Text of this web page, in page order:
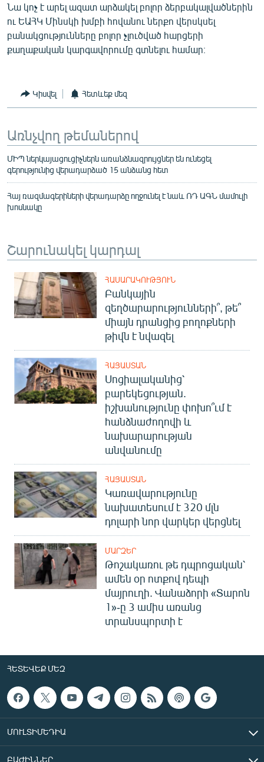
ՀԵՏԵՎԵՔ ՄԵԶ
Նա կոչ է արել ազատ արձակել բոլոր ձերբակալվածներին
ու ԵԱՀԿ Մինսկի խմբի հովանու ներքո վերսկսել
բանակցությունները բոլոր չլուծված հարցերի
քաղաքական կարգավորումը գտնելու համար։
Կիսվել Հետևեք մեզ
Առնչվող թեմաներով
ՄԻՊ ներկայացուցիչներն առանձնազրույցներ են ունեցել
գերությունից վերադարձած 15 անձանց հետ
Հայ ռազմագերիների վերադարձը ողջունել է նաև ՌԴ ԱԳՆ մամուլի
խոսնակը
Շարունակել կարդալ
ՀԱՍԱՐԱԿՈՒԹՅՈՒՆ
Բանկային
զեղծարարությունների՞, թե՞
միայն դրանցից բողոքների
թիվն է նվազել
ՀԱՅԱՍՏԱՆ
Սոցիալականից՝
բարեկեցության.
իշխանությունը փոխո՞ւմ է
հանձնաժողովի և
նախարարության
անվանումը
ՀԱՅԱՍՏԱՆ
Կառավարությունը
նախատեսում է 320 մլն
դոլարի նոր վարկեր վերցնել
ՄԱՐԶԵՐ
Թոշակառու թե դպրոցական՝
ամեն օր ոտքով դեպի
մայրուղի. Վանաձորի «Տարոն
1»-ը 3 ամիս առանց
տրանսպորտի է
ՀԵՏԵՎԵՔ ՄԵԶ
ՄՈՒԼՏԻՄԵԴԻԱ
ԲԱԺԻՆՆԵՐ